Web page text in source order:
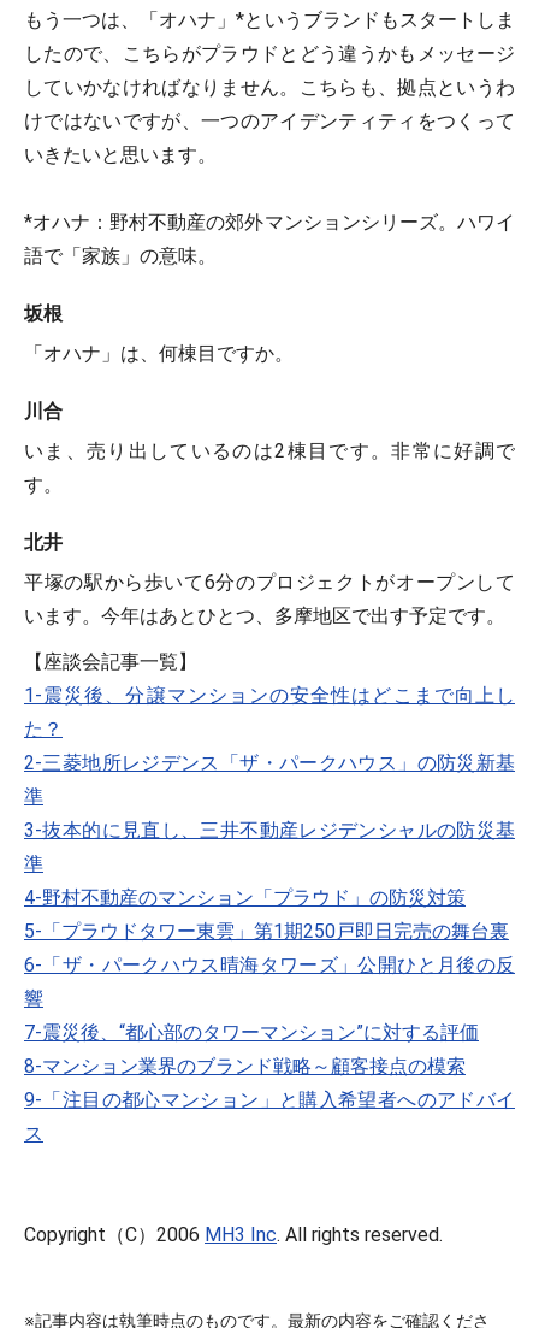
もう一つは、「オハナ」*というブランドもスタートしま
したので、こちらがプラウドとどう違うかもメッセージ
していかなければなりません。こちらも、拠点というわ
けではないですが、一つのアイデンティティをつくって
いきたいと思います。
*オハナ：野村不動産の郊外マンションシリーズ。ハワイ
語で「家族」の意味。
坂根
「オハナ」は、何棟目ですか。
川合
いま、売り出しているのは2棟目です。非常に好調で
す。
北井
平塚の駅から歩いて6分のプロジェクトがオープンして
います。今年はあとひとつ、多摩地区で出す予定です。
【座談会記事一覧】
1-震災後、分譲マンションの安全性はどこまで向上し
た？
2-三菱地所レジデンス「ザ・パークハウス」の防災新基
準
3-抜本的に見直し、三井不動産レジデンシャルの防災基
準
4-野村不動産のマンション「プラウド」の防災対策
5-「プラウドタワー東雲」第1期250戸即日完売の舞台裏
6-「ザ・パークハウス晴海タワーズ」公開ひと月後の反
響
7-震災後、“都心部のタワーマンション”に対する評価
8-マンション業界のブランド戦略～顧客接点の模索
9-「注目の都心マンション」と購入希望者へのアドバイ
ス
Copyright（C）2006 MH3 Inc. All rights reserved.
※記事内容は執筆時点のものです。最新の内容をご確認くださ